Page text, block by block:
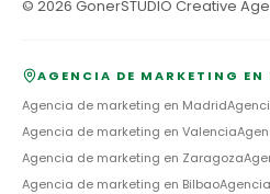
© 2026 GonerSTUDIO Creative
AGENCIA DE MARKETING EN
Agencia de marketing en Madrid
Agencia de marketing en Valencia
Agencia de marketing en Zaragoza
Agencia de marketing en Bilbao